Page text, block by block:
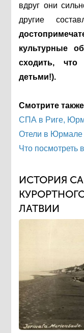
вдруг они
другие
культурные
сходить, что
детьми!).
Смотрите
СПА в Риге,
Отели в Юрмале
Что посмотреть
ИСТОРИЯ
ЛАТВИИ